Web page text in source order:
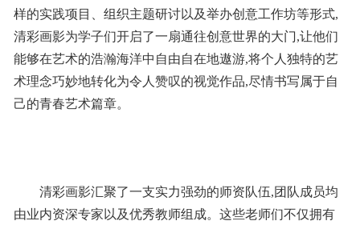
样的实践项目、组织主题研讨以及举办创意工作坊等形式,
清彩画影为学子们开启了一扇通往创意世界的大门,让他们
能够在艺术的浩瀚海洋中自由自在地遨游,将个人独特的艺
术理念巧妙地转化为令人赞叹的视觉作品,尽情书写属于自
己的青春艺术篇章。
清彩画影汇聚了一支实力强劲的师资队伍,团队成员均
由业内资深专家以及优秀教师组成。这些老师们不仅拥有